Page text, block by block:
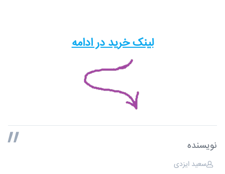
لینک خرید در ادامه
نویسنده
سعید ایزدی